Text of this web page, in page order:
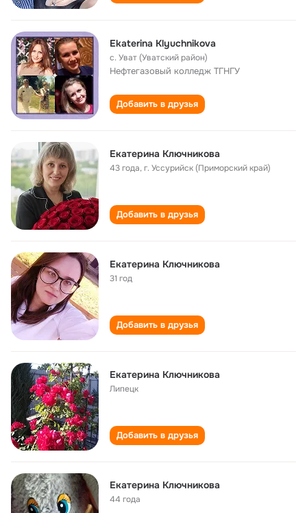
Ekaterina Klyuchnikova
с. Уват (Уватский район)
Нефтегазовый колледж ТГНГУ
Добавить в друзья
Екатерина Ключникова
43 года,г. Уссурийск (Приморский край)
Добавить в друзья
Екатерина Ключникова
31 год
Добавить в друзья
Екатерина Ключникова
Липецк
Добавить в друзья
Екатерина Ключникова
44 года